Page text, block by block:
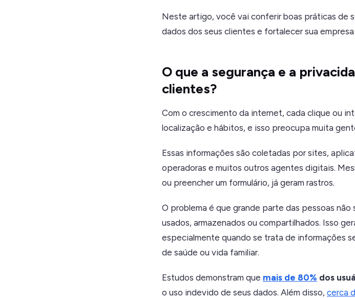
Neste artigo, você vai conferir boas práticas de
dados dos seus clientes e fortalecer sua
O que a segurança e a
clientes?
Com o crescimento da internet, cada clique ou
localização e hábitos, e isso preocupa muita
Essas informações são coletadas por sites,
operadoras e muitos outros agentes digitais.
ou preencher um formulário, já geram rastros.
O problema é que grande parte das pessoas
usados, armazenados ou compartilhados. Isso
especialmente quando se trata de informações
de saúde ou vida familiar.
Estudos demonstram que mais de 80% dos
o uso indevido de seus dados. Além disso, cerca